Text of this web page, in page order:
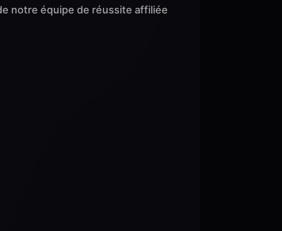
notre équipe de réussite affiliée